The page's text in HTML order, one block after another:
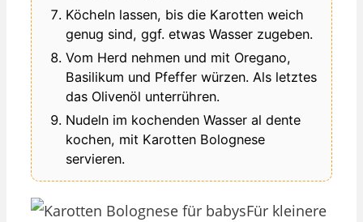
Köcheln lassen, bis die Karotten weich
genug sind, ggf. etwas Wasser zugeben.
Vom Herd nehmen und mit Oregano,
Basilikum und Pfeffer würzen. Als letztes
das Olivenöl unterrühren.
Nudeln im kochenden Wasser al dente
kochen, mit Karotten Bolognese
servieren.
Für kleinere